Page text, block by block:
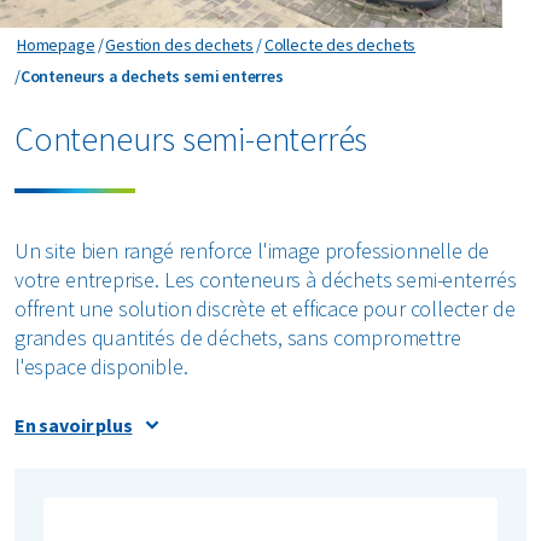
Horeca et récréatif
Industrie
Logistique
Services aux entreprises
Soins de santé
A propos d EcoSmart?
Nos services
Collecte interne des déchets
Services industriels specialises
Traitement des boues sur votre site
Nettoyages
Législation
Déchets résiduels
Déchets verts
Films plastiques
Matelas
Papier et carton
Minéraux
Organique
Papier et carton
Tous les matériaux circulaires
propos de nous
Homepage Gestion des dechets Collecte des dechets
Conteneurs a dechets semi enterres
Conteneurs a dechets semi enterres
Conteneurs semi-enterrés
Un site bien rangé renforce l'image professionnelle de
votre entreprise. Les conteneurs à déchets semi-enterrés
offrent une solution discrète et efficace pour collecter de
grandes quantités de déchets, sans compromettre
l'espace disponible.
Avantages des conteneurs à déchets semi-
En savoir plus